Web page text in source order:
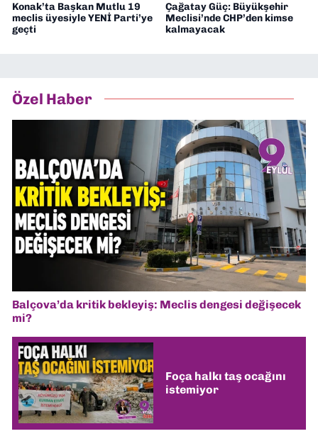
Konak’ta Başkan Mutlu 19
meclis üyesiyle YENİ Parti’ye
geçti
Çağatay Güç: Büyükşehir
Meclisi’nde CHP’den kimse
kalmayacak
Özel Haber
Balçova’da kritik bekleyiş: Meclis dengesi değişecek
mi?
Foça halkı taş ocağını
istemiyor